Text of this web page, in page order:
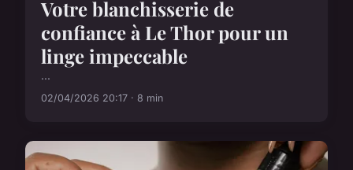
Votre blanchisserie de
confiance à Le Thor pour un
linge impeccable
...
02/04/2026 20:17 · 8 min